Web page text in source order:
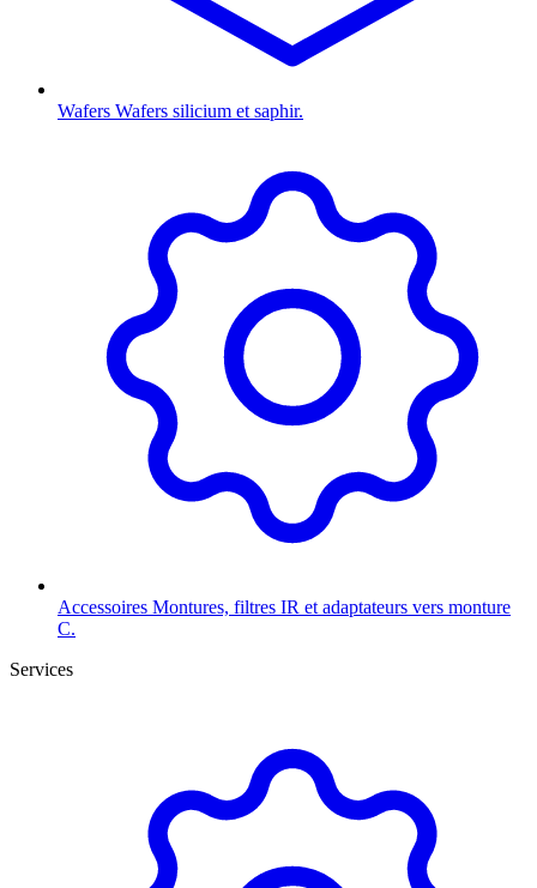
Wafers Wafers silicium et saphir.
Accessoires Montures, filtres IR et adaptateurs vers monture
C.
Services